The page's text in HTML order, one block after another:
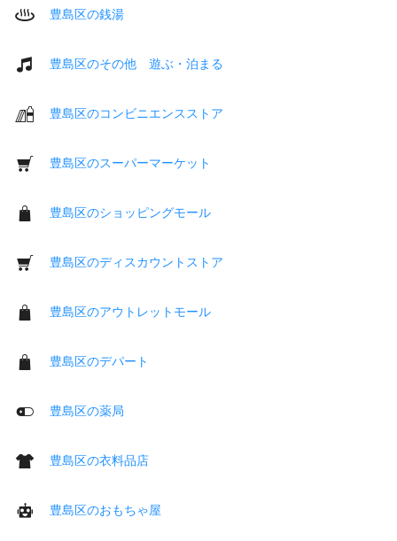
豊島区の銭湯
豊島区のその他 遊ぶ・泊まる
豊島区のコンビニエンスストア
豊島区のスーパーマーケット
豊島区のショッピングモール
豊島区のディスカウントストア
豊島区のアウトレットモール
豊島区のデパート
豊島区の薬局
豊島区の衣料品店
豊島区のおもちゃ屋